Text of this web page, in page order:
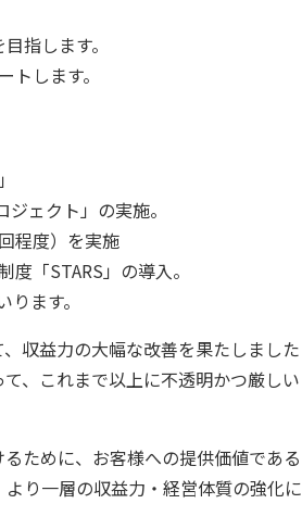
指します。
します。
ェクト」の実施。
程度）を実施
「STARS」の導入。
ます。
収益力の大幅な改善を果たしました
、これまで以上に不透明かつ厳しい
ために、お客様への提供価値である
り一層の収益力・経営体質の強化に